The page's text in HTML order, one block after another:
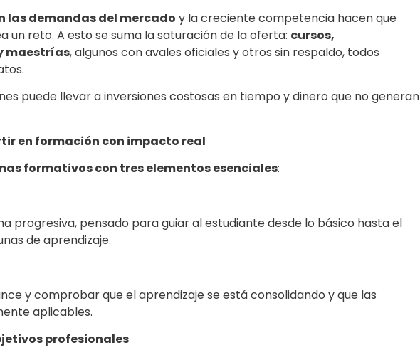
las demandas del mercado y la creciente competencia hacen que
un reto. A esto se suma la saturación de la oferta: cursos,
maestrías, algunos con avales oficiales y otros sin respaldo, todos
puede llevar a inversiones costosas en tiempo y dinero que no generan
en formación con impacto real
formativos con tres elementos esenciales:
progresiva, pensado para guiar al estudiante desde lo básico hasta el
de aprendizaje.
y comprobar que el aprendizaje se está consolidando y que las
aplicables.
profesionales